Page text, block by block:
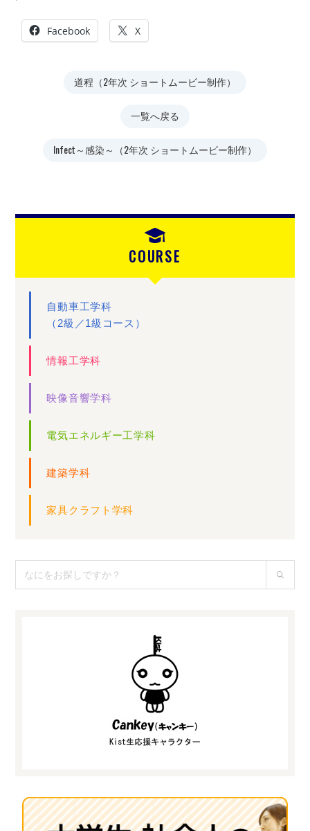
Facebook X
道程（2年次 ショートムービー制作）
一覧へ戻る
Infect～感染～（2年次 ショートムービー制作）
COURSE
自動車工学科
（2級／1級コース）
情報工学科
映像音響学科
電気エネルギー工学科
建築学科
家具クラフト学科